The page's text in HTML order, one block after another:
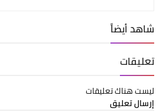
شاهد أيضاً
تعليقات
ليست هناك تعليقات
إرسال تعليق